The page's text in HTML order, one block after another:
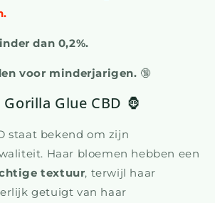
dan 0,2%.
voor minderjarigen. 🔞
Glue CBD 🦍
staat bekend om zijn
Haar bloemen hebben een
textuur, terwijl haar
getuigt van haar